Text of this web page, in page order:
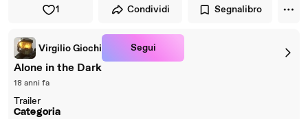
1 Condividi Segnalibro
Virgilio Giochi Segui
Alone in the Dark
18 anni fa
Trailer
Categoria